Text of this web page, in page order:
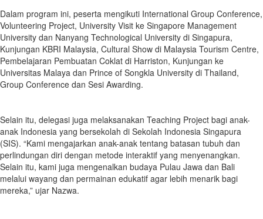
Dalam program ini, peserta mengikuti International Group Conference,
Volunteering Project, University Visit ke Singapore Management
University dan Nanyang Technological University di Singapura,
Kunjungan KBRI Malaysia, Cultural Show di Malaysia Tourism Centre,
Pembelajaran Pembuatan Coklat di Harriston, Kunjungan ke
Universitas Malaya dan Prince of Songkla University di Thailand,
Group Conference dan Sesi Awarding.
Selain itu, delegasi juga melaksanakan Teaching Project bagi anak-
anak Indonesia yang bersekolah di Sekolah Indonesia Singapura
(SIS). “Kami mengajarkan anak-anak tentang batasan tubuh dan
perlindungan diri dengan metode interaktif yang menyenangkan.
Selain itu, kami juga mengenalkan budaya Pulau Jawa dan Bali
melalui wayang dan permainan edukatif agar lebih menarik bagi
mereka,” ujar Nazwa.